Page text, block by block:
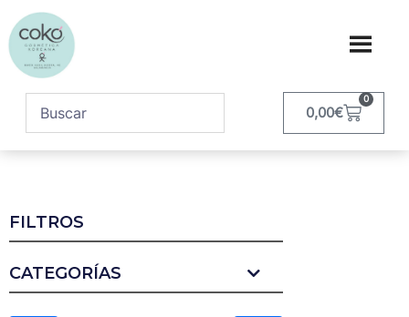
0,00€
0
FILTROS
CATEGORÍAS